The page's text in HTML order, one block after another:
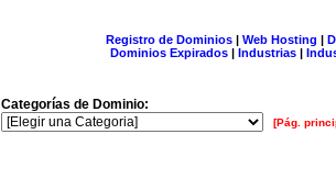
Registro de Dominios| Web Hosting |
Dominios Expirados | Industrias |
Categorías de Dominio:
[Pág.